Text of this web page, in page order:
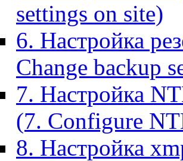
settings on site)
6. Настройка
Change backup
7. Настройка
(7. Configure
8. Настройка